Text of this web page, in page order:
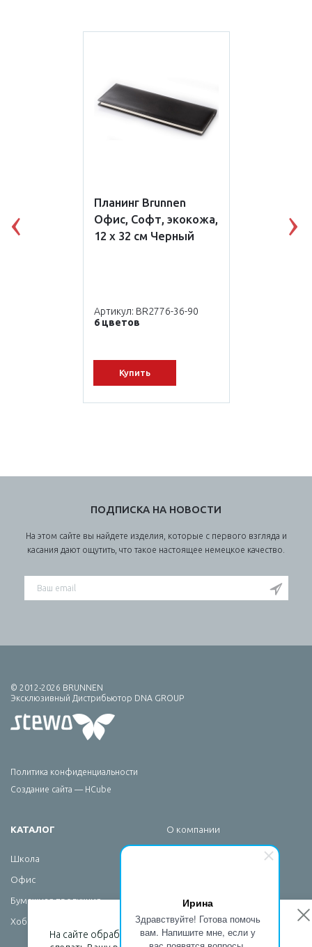
Ирина
Здравствуйте! Готова помочь
вам. Напишите мне, если у
Планинг Brunnen
Офис, Софт, экокожа,
12 x 32 см Черный
Артикул: BR2776-36-90
6 цветов
Купить
ПОДПИСКА НА НОВОСТИ
На этом сайте вы найдете изделия, которые с первого взгляда и
касания дают ощутить, что такое настоящее немецкое качество.
© 2012-2026 BRUNNEN
Эксклюзивный Дистрибьютор DNA GROUP
Политика конфиденциальности
Создание сайта — HCube
КАТАЛОГ
Школа
Офис
Бумажная продукция
Хобби
О компании
На сайте обрабатываются файлы cookies, чтобы